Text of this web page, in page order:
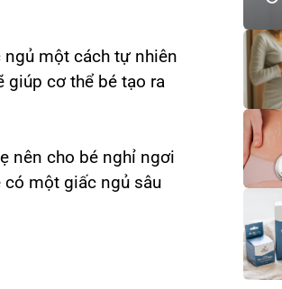
một cách tự nhiên
giúp cơ thể bé tạo ra
nên cho bé nghỉ ngơi
có một giấc ngủ sâu